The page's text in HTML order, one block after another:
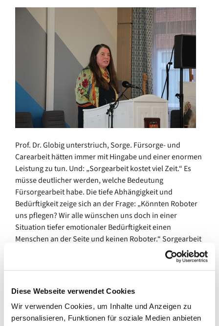
Diese Webseite verwendet Cookies
Wir verwenden Cookies, um Inhalte und Anzeigen zu
personalisieren, Funktionen für soziale Medien anbieten
Prof. Dr. Globig unterstriuch, Sorge. Fürsorge- und
Carearbeit hätten immer mit Hingabe und einer enormen
Leistung zu tun. Und: „Sorgearbeit kostet viel Zeit.“ Es
müsse deutlicher werden, welche Bedeutung
Fürsorgearbeit habe. Die tiefe Abhängigkeit und
Bedürftigkeit zeige sich an der Frage: „Könnten Roboter
uns pflegen? Wir alle wünschen uns doch in einer
Situation tiefer emotionaler Bedürftigkeit einen
Menschen an der Seite und keinen Roboter.“ Sorgearbeit
erfordere emotionalen, gedanklichen und zeitlichen
Einsatz und ist oft auch körperlich, „Sorgearbeit ist hart
und umfasst dazu noch Themen, die der Seele guttun,
zum Beispiel ein schön gedeckter Tisch und
Tätigkeiten bestehe, die oft nicht sichtbar seien, sei es für
viele Menschen so schwer zu verstehen, „wie intensiv das